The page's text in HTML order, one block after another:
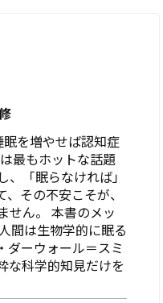
眠を増やせば認知症
最もホットな話題
「眠らなければ」
その不安こそが、
せん。 本書のメッ
間は生物学的に眠る
ダーウォール＝スミ
な科学的知見だけを